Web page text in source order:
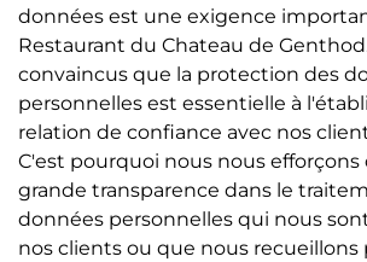
données est une exigence
Restaurant du Chateau de
convaincus que la protection des
personnelles est essentielle à
relation de confiance avec nos
C'est pourquoi nous nous efforçons
grande transparence dans le
données personnelles qui nous
nos clients ou que nous recueillons